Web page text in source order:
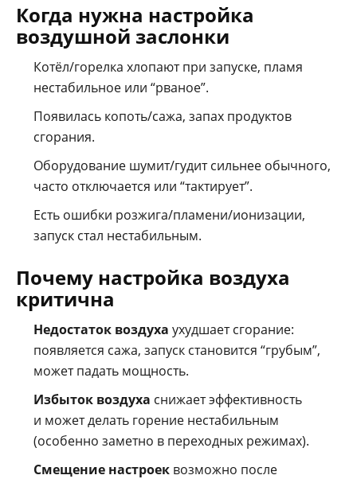
Когда нужна настройка
воздушной заслонки
Котёл/горелка хлопают при запуске, пламя
нестабильное или “рваное”.
Появилась копоть/сажа, запах продуктов
сгорания.
Оборудование шумит/гудит сильнее обычного,
часто отключается или “тактирует”.
Есть ошибки розжига/пламени/ионизации,
запуск стал нестабильным.
Почему настройка воздуха
критична
Недостаток воздуха ухудшает сгорание:
появляется сажа, запуск становится “грубым”,
может падать мощность.
Избыток воздуха снижает эффективность
и может делать горение нестабильным
(особенно заметно в переходных режимах).
Смещение настроек возможно после